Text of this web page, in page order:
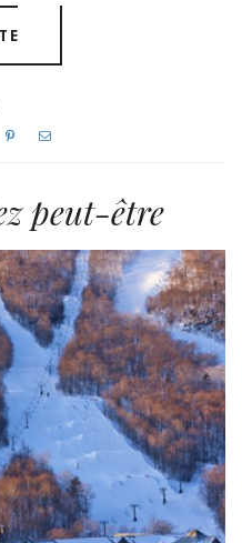
peut-être